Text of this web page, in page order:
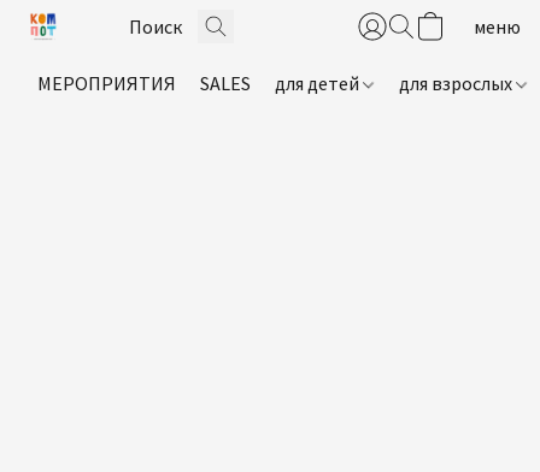
МЕРОПРИЯТИЯ SALES для детей для взрослых